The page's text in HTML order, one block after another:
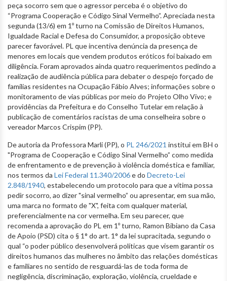
peça socorro sem que o agressor perceba é o objetivo do
“Programa Cooperação e Código Sinal Vermelho”. Apreciada nesta
segunda (13/6) em 1º turno na Comissão de Direitos Humanos,
Igualdade Racial e Defesa do Consumidor, a proposição obteve
parecer favorável. PL que incentiva denúncia da presença de
menores em locais que vendem produtos eróticos foi baixado em
diligência. Foram aprovados ainda quatro requerimentos pedindo a
realização de audiência pública para debater o despejo forçado de
famílias residentes na Ocupação Fábio Alves; informações sobre o
monitoramento de vias públicas por meio do Projeto Olho Vivo; e
providências da Prefeitura e do Conselho Tutelar em relação à
publicação de comentários racistas de uma conselheira sobre o
vereador Marcos Crispim (PP).
De autoria da Professora Marli (PP), o PL 246/2021 institui em BH o
"Programa de Cooperação e Código Sinal Vermelho” como medida
de enfrentamento e de prevenção à violência doméstica e familiar,
nos termos da Lei Federal 11.340/2006e do Decreto-Lei
2.848/1940, estabelecendo um protocolo para que a vítima possa
pedir socorro, ao dizer "sinal vermelho” ou apresentar, em sua mão,
uma marca no formato de "X", feita com qualquer material,
preferencialmente na cor vermelha. Em seu parecer, que
recomenda a aprovação do PL em 1º turno, Ramon Bibiano da Casa
de Apoio (PSD) cita o § 1° do art. 1° da lei supracitada, segundo o
qual “o poder público desenvolverá políticas que visem garantir os
direitos humanos das mulheres no âmbito das relações domésticas
e familiares no sentido de resguardá-las de toda forma de
negligência, discriminação, exploração, violência, crueldade e